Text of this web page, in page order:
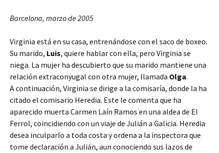
Barcelona, marzo de 2005
Virginia está en su casa, entrenándose con el saco de boxeo.
Su marido, Luis, quiere hablar con ella, pero Virginia se
niega. La mujer ha descubierto que su marido mantiene una
relación extraconyugal con otra mujer, llamada Olga.
A continuación, Virginia se dirige a la comisaría, donde la ha
citado el comisario Heredia. Este le comenta que ha
aparecido muerta Carmen Laín Ramos en una aldea de El
Ferrol, coincidiendo con un viaje de Julián a Galicia. Heredia
desea inculparlo a toda costa y ordena a la inspectora que
tome declaración a Julián, aun conociendo sus lazos de